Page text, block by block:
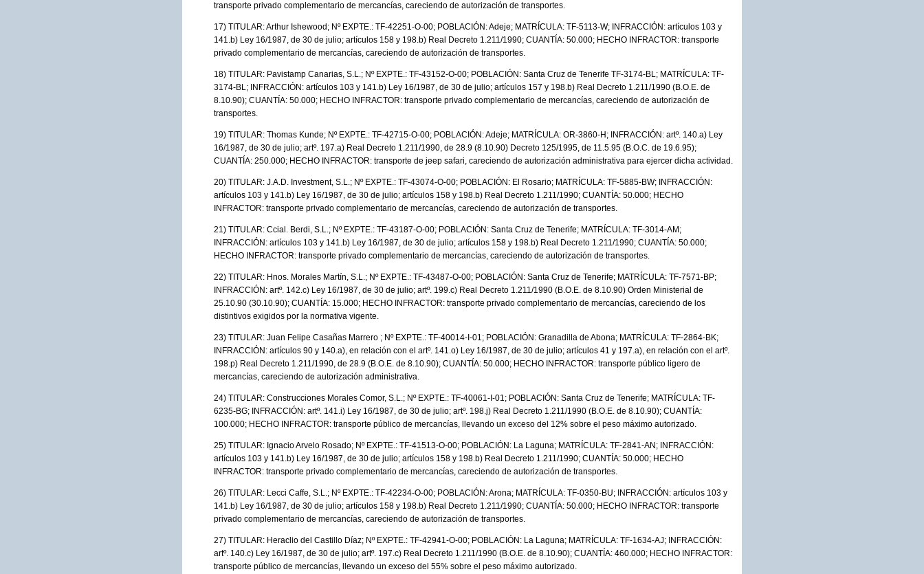
transporte privado complementario de mercancías, careciendo de autorización de transportes.
17) TITULAR: Arthur Ishewood; Nº EXPTE.: TF-42251-O-00; POBLACIÓN: Adeje; MATRÍCULA: TF-5113-W; INFRACCIÓN: artículos 103 y
141.b) Ley 16/1987, de 30 de julio; artículos 158 y 198.b) Real Decreto 1.211/1990; CUANTÍA: 50.000; HECHO INFRACTOR: transporte
privado complementario de mercancías, careciendo de autorización de transportes.
18) TITULAR: Pavistamp Canarias, S.L.; Nº EXPTE.: TF-43152-O-00; POBLACIÓN: Santa Cruz de Tenerife TF-3174-BL; MATRÍCULA: TF-
3174-BL; INFRACCIÓN: artículos 103 y 141.b) Ley 16/1987, de 30 de julio; artículos 157 y 198.b) Real Decreto 1.211/1990 (B.O.E. de
8.10.90); CUANTÍA: 50.000; HECHO INFRACTOR: transporte privado complementario de mercancías, careciendo de autorización de
transportes.
19) TITULAR: Thomas Kunde; Nº EXPTE.: TF-42715-O-00; POBLACIÓN: Adeje; MATRÍCULA: OR-3860-H; INFRACCIÓN: artº. 140.a) Ley
16/1987, de 30 de julio; artº. 197.a) Real Decreto 1.211/1990, de 28.9 (8.10.90) Decreto 125/1995, de 11.5.95 (B.O.C. de 19.6.95);
CUANTÍA: 250.000; HECHO INFRACTOR: transporte de jeep safari, careciendo de autorización administrativa para ejercer dicha actividad.
20) TITULAR: J.A.D. Investment, S.L.; Nº EXPTE.: TF-43074-O-00; POBLACIÓN: El Rosario; MATRÍCULA: TF-5885-BW; INFRACCIÓN:
artículos 103 y 141.b) Ley 16/1987, de 30 de julio; artículos 158 y 198.b) Real Decreto 1.211/1990; CUANTÍA: 50.000; HECHO
INFRACTOR: transporte privado complementario de mercancías, careciendo de autorización de transportes.
21) TITULAR: Ccial. Berdi, S.L.; Nº EXPTE.: TF-43187-O-00; POBLACIÓN: Santa Cruz de Tenerife; MATRÍCULA: TF-3014-AM;
INFRACCIÓN: artículos 103 y 141.b) Ley 16/1987, de 30 de julio; artículos 158 y 198.b) Real Decreto 1.211/1990; CUANTÍA: 50.000;
HECHO INFRACTOR: transporte privado complementario de mercancías, careciendo de autorización de transportes.
22) TITULAR: Hnos. Morales Martín, S.L.; Nº EXPTE.: TF-43487-O-00; POBLACIÓN: Santa Cruz de Tenerife; MATRÍCULA: TF-7571-BP;
INFRACCIÓN: artº. 142.c) Ley 16/1987, de 30 de julio; artº. 199.c) Real Decreto 1.211/1990 (B.O.E. de 8.10.90) Orden Ministerial de
25.10.90 (30.10.90); CUANTÍA: 15.000; HECHO INFRACTOR: transporte privado complementario de mercancías, careciendo de los
distintivos exigidos por la normativa vigente.
23) TITULAR: Juan Felipe Casañas Marrero ; Nº EXPTE.: TF-40014-I-01; POBLACIÓN: Granadilla de Abona; MATRÍCULA: TF-2864-BK;
INFRACCIÓN: artículos 90 y 140.a), en relación con el artº. 141.o) Ley 16/1987, de 30 de julio; artículos 41 y 197.a), en relación con el artº.
198.p) Real Decreto 1.211/1990, de 28.9 (B.O.E. de 8.10.90); CUANTÍA: 50.000; HECHO INFRACTOR: transporte público ligero de
mercancías, careciendo de autorización administrativa.
24) TITULAR: Construcciones Morales Comor, S.L.; Nº EXPTE.: TF-40061-I-01; POBLACIÓN: Santa Cruz de Tenerife; MATRÍCULA: TF-
6235-BG; INFRACCIÓN: artº. 141.i) Ley 16/1987, de 30 de julio; artº. 198.j) Real Decreto 1.211/1990 (B.O.E. de 8.10.90); CUANTÍA:
100.000; HECHO INFRACTOR: transporte público de mercancías, llevando un exceso del 12% sobre el peso máximo autorizado.
25) TITULAR: Ignacio Arvelo Rosado; Nº EXPTE.: TF-41513-O-00; POBLACIÓN: La Laguna; MATRÍCULA: TF-2841-AN; INFRACCIÓN:
artículos 103 y 141.b) Ley 16/1987, de 30 de julio; artículos 158 y 198.b) Real Decreto 1.211/1990; CUANTÍA: 50.000; HECHO
INFRACTOR: transporte privado complementario de mercancías, careciendo de autorización de transportes.
26) TITULAR: Lecci Caffe, S.L.; Nº EXPTE.: TF-42234-O-00; POBLACIÓN: Arona; MATRÍCULA: TF-0350-BU; INFRACCIÓN: artículos 103 y
141.b) Ley 16/1987, de 30 de julio; artículos 158 y 198.b) Real Decreto 1.211/1990; CUANTÍA: 50.000; HECHO INFRACTOR: transporte
privado complementario de mercancías, careciendo de autorización de transportes.
27) TITULAR: Heraclio del Castillo Díaz; Nº EXPTE.: TF-42941-O-00; POBLACIÓN: La Laguna; MATRÍCULA: TF-1634-AJ; INFRACCIÓN:
artº. 140.c) Ley 16/1987, de 30 de julio; artº. 197.c) Real Decreto 1.211/1990 (B.O.E. de 8.10.90); CUANTÍA: 460.000; HECHO INFRACTOR:
transporte público de mercancías, llevando un exceso del 55% sobre el peso máximo autorizado.